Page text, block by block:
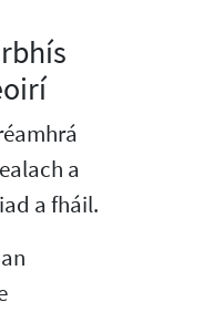
a
a fháil.